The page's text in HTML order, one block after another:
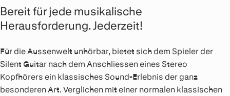
Bereit für jede musikalische
Herausforderung. Jederzeit!
Für die Aussenwelt unhörbar, bietet sich dem Spieler der
Silent Guitar nach dem Anschliessen eines Stereo
Kopfhörers ein klassisches Sound-Erlebnis der ganz
besonderen Art. Verglichen mit einer normalen klassischen